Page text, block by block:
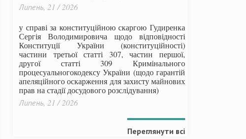
Липень, 21 / 2026
у справі за конституційною скаргою Гудиренка
Сергія Володимировича щодо відповідності
Конституції України (конституційності)
частини третьої статті 307, частин першої,
другої статті 309 Кримінального
процесуальногокодексу України (щодо гарантій
апеляційного оскарження для захисту майнових
прав на стадії досудового розслідування)
Липень, 21 / 2026
Переглянути всі